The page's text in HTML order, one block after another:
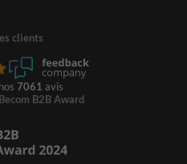
clients
7061 avis
B2B Award